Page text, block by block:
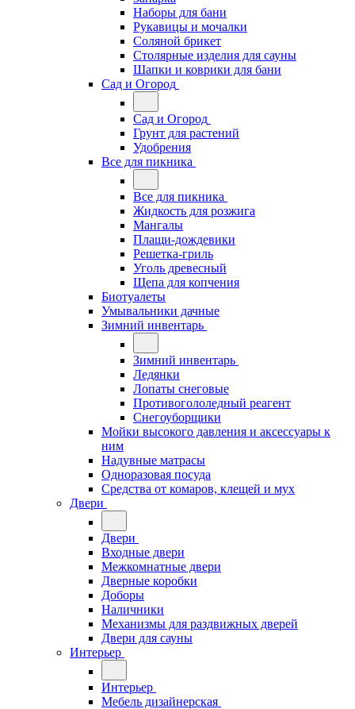
Наборы для бани
Рукавицы и мочалки
Соляной брикет
Столярные изделия для сауны
Шапки и коврики для бани
Сад и Огород
Сад и Огород
Грунт для растений
Удобрения
Все для пикника
Все для пикника
Жидкость для розжига
Мангалы
Плащи-дождевики
Решетка-гриль
Уголь древесный
Щепа для копчения
Биотуалеты
Умывальники дачные
Зимний инвентарь
Зимний инвентарь
Ледянки
Лопаты снеговые
Противогололедный реагент
Снегоуборщики
Мойки высокого давления и аксессуары к
ним
Надувные матрасы
Одноразовая посуда
Средства от комаров, клещей и мух
Двери
Двери
Входные двери
Межкомнатные двери
Дверные коробки
Доборы
Наличники
Механизмы для раздвижных дверей
Двери для сауны
Интерьер
Интерьер
Мебель дизайнерская